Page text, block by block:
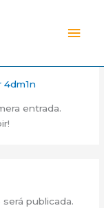
4dm1n
entrada.
publicada.